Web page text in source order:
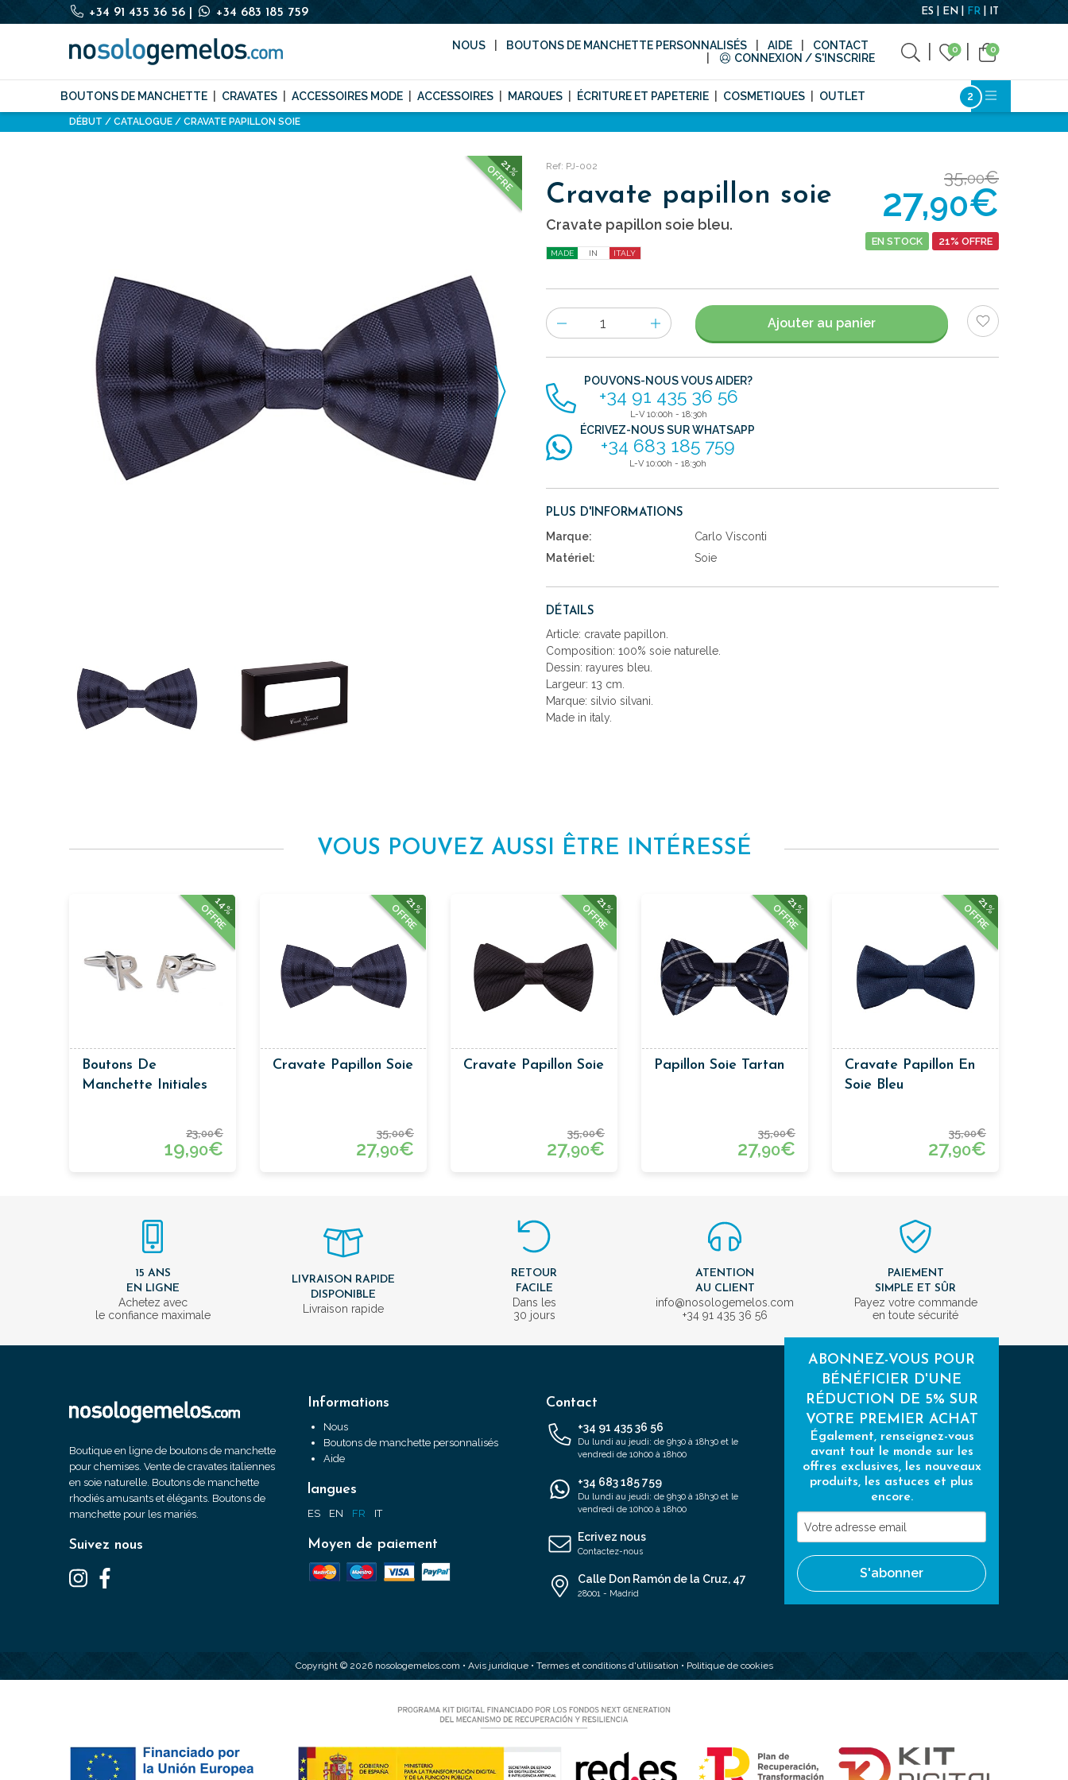
+34 91 435 36 56 +34 683 185 759 ES EN FR IT
NOUS BOUTONS DE MANCHETTE PERSONNALISÉS AIDE
CONTACT
CONNEXION / S'INSCRIRE
0 0
BOUTONS DE MANCHETTE CRAVATES ACCESSOIRES MODE ACCESSOIRES MARQUES ÉCRITURE ET PAPETERIE COSMETIQUES OUTLET
DÉBUT CATALOGUE CRAVATE PAPILLON SOIE
21%
OFFRE Ref: PJ-002
Cravate papillon soie
Cravate papillon soie bleu.
MADE IN ITALY
35,00€
27,90€
EN STOCK 21% OFFRE
Nombre
d'items
Ajouter au panier
POUVONS-NOUS VOUS AIDER?
+34 91 435 36 56
L-V 10:00h - 18:30h
ÉCRIVEZ-NOUS SUR WHATSAPP
+34 683 185 759
L-V 10:00h - 18:30h
PLUS D'INFORMATIONS
Marque:
Carlo Visconti
Matériel:
Soie
DÉTAILS
Article: cravate papillon.
Composition: 100% soie naturelle.
Dessin: rayures bleu.
Largeur: 13 cm.
Marque: silvio silvani.
Made in italy.
VOUS POUVEZ AUSSI ÊTRE INTÉRESSÉ
14%
OFFRE
Boutons De
Manchette Initiales
23,00€
19,90€
21%
OFFRE
Cravate Papillon Soie
35,00€
27,90€
21%
OFFRE
Cravate Papillon Soie
35,00€
27,90€
21%
OFFRE
Papillon Soie Tartan
35,00€
27,90€
21%
OFFRE
Cravate Papillon En
Soie Bleu
35,00€
27,90€
15 ANS
EN LIGNE
Achetez avec
le confiance maximale
LIVRAISON RAPIDE
DISPONIBLE
Livraison rapide
RETOUR
FACILE
Dans les
30 jours
ATENTION
AU CLIENT
info@nosologemelos.com
+34 91 435 36 56
PAIEMENT
SIMPLE ET SÛR
Payez votre commande
en toute sécurité
Boutique en ligne de boutons de manchette
pour chemises. Vente de cravates italiennes
en soie naturelle. Boutons de manchette
rhodiés amusants et élégants. Boutons de
manchette pour les mariés.
Suivez nous
Informations
Nous
Boutons de manchette personnalisés
Aide
langues
ES EN FR IT
Moyen de paiement
Contact
+34 91 435 36 56
Du lundi au jeudi: de 9h30 à 18h30 et le
vendredi de 10h00 à 18h00
+34 683 185 759
Du lundi au jeudi: de 9h30 à 18h30 et le
vendredi de 10h00 à 18h00
Ecrivez nous
Contactez-nous
Calle Don Ramón de la Cruz, 47
28001 - Madrid
ABONNEZ-VOUS POUR
BÉNÉFICIER D'UNE
RÉDUCTION DE 5% SUR
VOTRE PREMIER ACHAT
Également, renseignez-vous
avant tout le monde sur les
offres exclusives, les nouveaux
produits, les astuces et plus
encore.
Votre
adresse
email
S'abonner
Copyright © 2026 nosologemelos.com • Avis juridique• Termes et conditions d'utilisation • Politique de cookies